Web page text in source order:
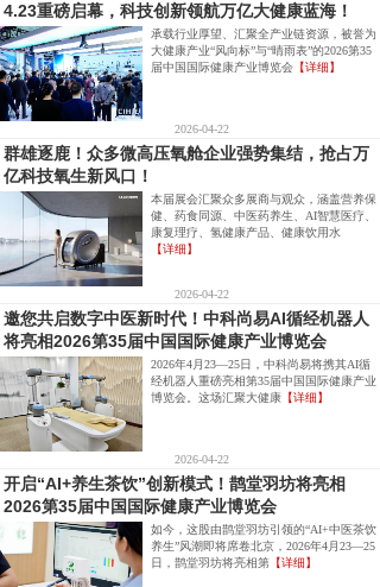
4.23重磅启幕，科技创新领航万亿大健康蓝海！
承载行业厚望、汇聚全产业链资源，被誉为
大健康产业“风向标”与“晴雨表”的2026第35
届中国国际健康产业博览会 【详细】
2026-04-22
群雄逐鹿！众多微高压氧舱企业强势集结，抢占万
亿科技氧生新风口！
本届展会汇聚众多展商与观众，涵盖营养保
健、药食同源、中医药养生、AI智慧医疗、
康复理疗、氢健康产品、健康饮用水
【详细】
2026-04-22
邀您共启数字中医新时代！中科尚易AI循经机器人
将亮相2026第35届中国国际健康产业博览会
2026年4月23—25日，中科尚易将携其AI循
经机器人重磅亮相第35届中国国际健康产业
博览会。这场汇聚大健康 【详细】
2026-04-22
开启“AI+养生茶饮”创新模式！鹊堂羽坊将亮相
2026第35届中国国际健康产业博览会
如今，这股由鹊堂羽坊引领的“AI+中医茶饮
养生”风潮即将席卷北京，2026年4月23—25
日，鹊堂羽坊将亮相第 【详细】